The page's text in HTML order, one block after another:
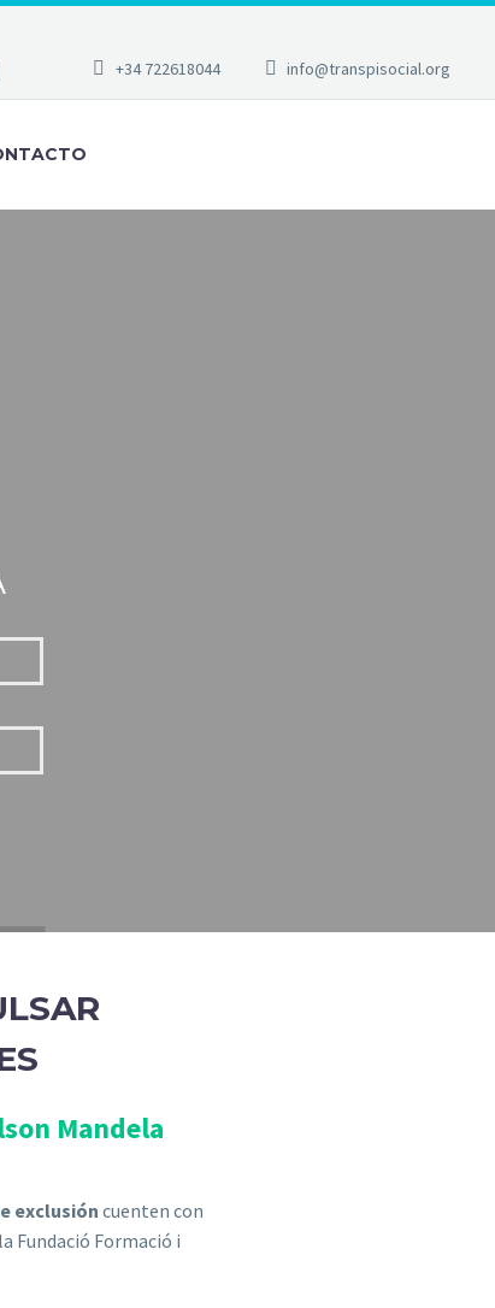
+34 722618044 info@transpisocial.org
Mandela
exclusión cuenten con
Fundació Formació i